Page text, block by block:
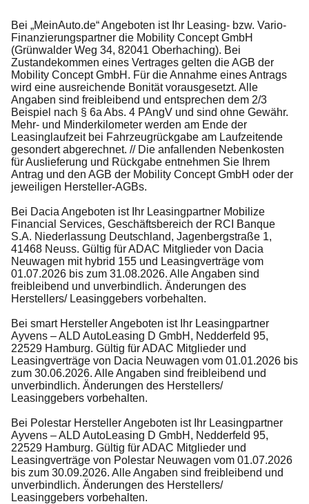
Bei „MeinAuto.de“ Angeboten ist Ihr Leasing- bzw. Vario-
Finanzierungspartner die Mobility Concept GmbH
(Grünwalder Weg 34, 82041 Oberhaching). Bei
Zustandekommen eines Vertrages gelten die AGB der
Mobility Concept GmbH. Für die Annahme eines Antrags
wird eine ausreichende Bonität vorausgesetzt. Alle
Angaben sind freibleibend und entsprechen dem 2/3
Beispiel nach § 6a Abs. 4 PAngV und sind ohne Gewähr.
Mehr- und Minderkilometer werden am Ende der
Leasinglaufzeit bei Fahrzeugrückgabe am Laufzeitende
gesondert abgerechnet. // Die anfallenden Nebenkosten
für Auslieferung und Rückgabe entnehmen Sie Ihrem
Antrag und den AGB der Mobility Concept GmbH oder der
jeweiligen Hersteller-AGBs.
Bei Dacia Angeboten ist Ihr Leasingpartner Mobilize
Financial Services, Geschäftsbereich der RCI Banque
S.A. Niederlassung Deutschland, Jagenbergstraße 1,
41468 Neuss. Gültig für ADAC Mitglieder von Dacia
Neuwagen mit hybrid 155 und Leasingverträge vom
01.07.2026 bis zum 31.08.2026. Alle Angaben sind
freibleibend und unverbindlich. Änderungen des
Herstellers/ Leasinggebers vorbehalten.
Bei smart Hersteller Angeboten ist Ihr Leasingpartner
Ayvens – ALD AutoLeasing D GmbH, Nedderfeld 95,
22529 Hamburg. Gültig für ADAC Mitglieder und
Leasingverträge von Dacia Neuwagen vom 01.01.2026 bis
zum 30.06.2026. Alle Angaben sind freibleibend und
unverbindlich. Änderungen des Herstellers/
Leasinggebers vorbehalten.
Bei Polestar Hersteller Angeboten ist Ihr Leasingpartner
Ayvens – ALD AutoLeasing D GmbH, Nedderfeld 95,
22529 Hamburg. Gültig für ADAC Mitglieder und
Leasingverträge von Polestar Neuwagen vom 01.07.2026
bis zum 30.09.2026. Alle Angaben sind freibleibend und
unverbindlich. Änderungen des Herstellers/
Leasinggebers vorbehalten.